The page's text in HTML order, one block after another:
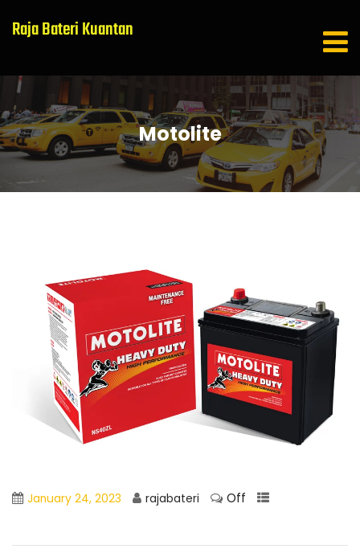
Raja Bateri Kuantan
Motolite
January 24, 2023 rajabateri Off